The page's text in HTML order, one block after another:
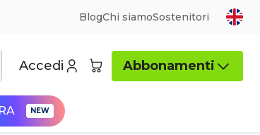
BlogChi siamoSostenitori
Accedi Abbonamenti